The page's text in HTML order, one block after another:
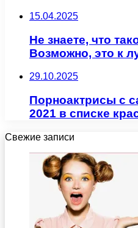
15.04.2025
Не знаете, что
Возможно, это к
29.10.2025
Порноактрисы с
2021 в списке
Свежие записи